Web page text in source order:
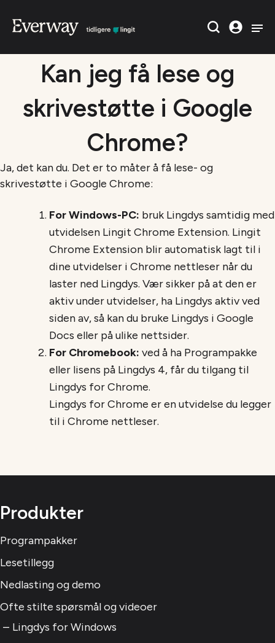
Kan jeg få lese og
skrivestøtte i Google
Chrome?
Ja, det kan du. Det er to måter å få lese- og
skrivestøtte i Google Chrome:
For Windows-PC: bruk Lingdys samtidig med
utvidelsen Lingit Chrome Extension. Lingit
Chrome Extension blir automatisk lagt til i
dine utvidelser i Chrome nettleser når du
laster ned Lingdys. Vær sikker på at den er
aktiv under utvidelser, ha Lingdys aktiv ved
siden av, så kan du bruke Lingdys i Google
Docs eller på ulike nettsider.
For Chromebook: ved å ha Programpakke
eller lisens på Lingdys 4, får du tilgang til
Lingdys for Chrome.
Lingdys for Chrome er en utvidelse du legger
til i Chrome nettleser.
Produkter
Programpakker
Lesetillegg
Nedlasting og demo
Ofte stilte spørsmål og videoer
Lingdys for Windows